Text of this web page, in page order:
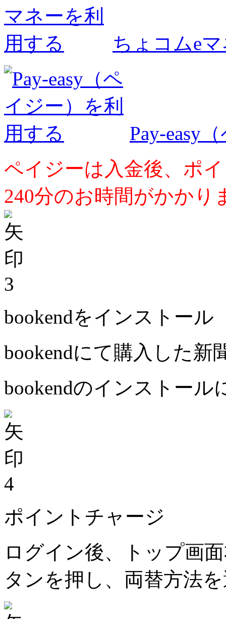
ちょコムe
Pay-easy
ペイジーは入金後、ポ
240分のお時間がかかり
3
bookendをインストール
bookendにて購入した新
bookendのインストール
4
ポイントチャージ
ログイン後、トップ画
タンを押し、両替方法